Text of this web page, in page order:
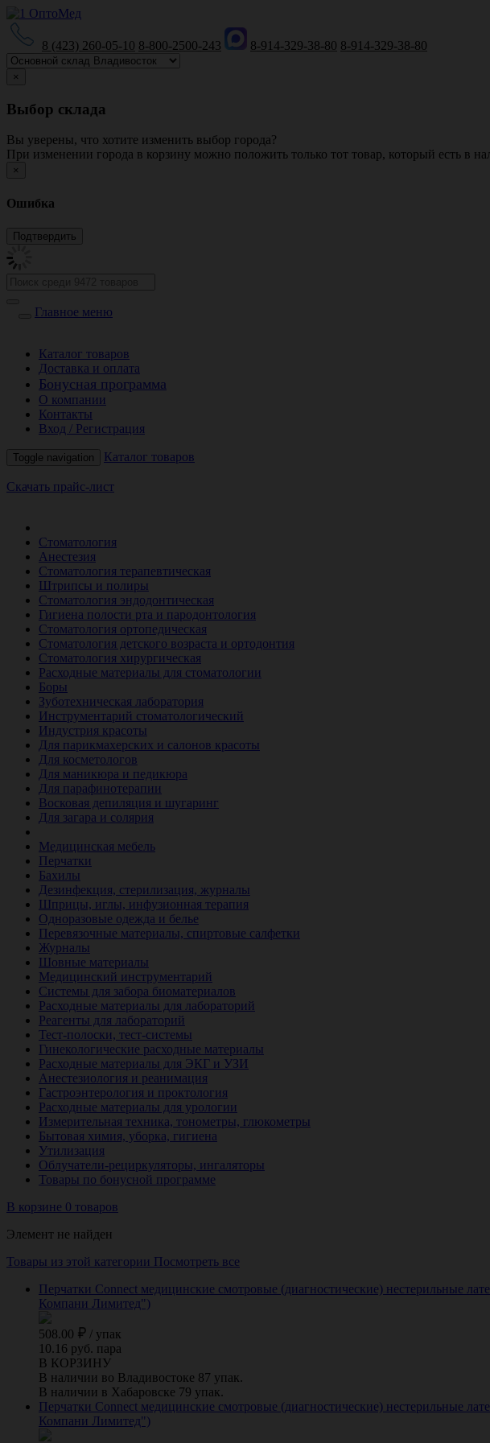
8 (423) 260-05-10 8-800-2500-243 8-914-329-38-80 8-914-329-38-80
×
Выбор склада
Вы уверены, что хотите изменить выбор города?
При изменении города в корзину можно положить только тот товар, который есть в
×
Ошибка
Главное меню
Каталог товаров
Доставка и оплата
Бонусная программа
О компании
Контакты
Вход / Регистрация
Toggle navigation Каталог товаров
Скачать прайс-лист
Стоматология
Анестезия
Стоматология терапевтическая
Штрипсы и полиры
Стоматология эндодонтическая
Гигиена полости рта и пародонтология
Стоматология ортопедическая
Стоматология детского возраста и ортодонтия
Стоматология хирургическая
Расходные материалы для стоматологии
Боры
Зуботехническая лаборатория
Инструментарий стоматологический
Индустрия красоты
Для парикмахерских и салонов красоты
Для косметологов
Для маникюра и педикюра
Для парафинотерапии
Восковая депиляция и шугаринг
Для загара и солярия
Медицинская мебель
Перчатки
Бахилы
Дезинфекция, стерилизация, журналы
Шприцы, иглы, инфузионная терапия
Одноразовые одежда и белье
Перевязочные материалы, спиртовые салфетки
Журналы
Шовные материалы
Медицинский инструментарий
Системы для забора биоматериалов
Расходные материалы для лабораторий
Реагенты для лабораторий
Тест-полоски, тест-системы
Гинекологические расходные материалы
Расходные материалы для ЭКГ и УЗИ
Анестезиология и реанимация
Гастроэнтерология и проктология
Расходные материалы для урологии
Измерительная техника, тонометры, глюкометры
Бытовая химия, уборка, гигиена
Утилизация
Облучатели-рециркуляторы, ингаляторы
Товары по бонусной программе
В корзине 0 товаров
Элемент не найден
Товары из этой категории Посмотреть все
Перчатки Connect медицинские смотровые (диагностические) нестерильные
Компани Лимитед")
508.00 / упак
10.16 руб. пара
В КОРЗИНУ
В наличии во Владивостоке 87 упак.
В наличии в Хабаровске 79 упак.
Перчатки Connect медицинские смотровые (диагностические) нестерильные
Компани Лимитед")